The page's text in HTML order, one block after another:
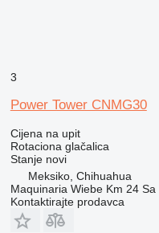
3
Power Tower CNMG30
Cijena na upit
Rotaciona glačalica
Stanjenovi
Meksiko, Chihuahua
Maquinaria Wiebe Km 24 Sa
Kontaktirajte prodavca